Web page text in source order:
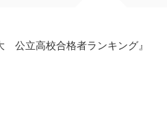
公立高校合格者ランキング』